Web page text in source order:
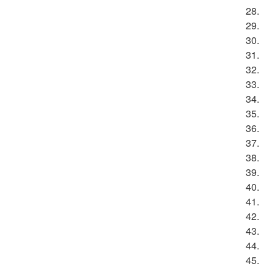
28.
29.
30.
31.
32.
33.
34.
35.
36.
37.
38.
39.
40.
41.
42.
43.
44.
45.